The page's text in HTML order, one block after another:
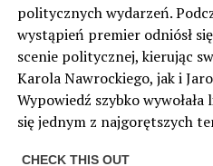
politycznych wydarzeń.
wystąpień premier odniósł
scenie politycznej, kierując
Karola Nawrockiego, jak i
Wypowiedź szybko
się jednym z najgorętszych